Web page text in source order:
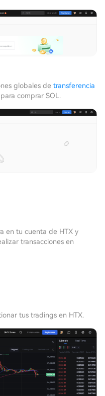
globales de transferencia
comprar SOL.
en tu cuenta de HTX y
transacciones en
tus tradings en HTX.